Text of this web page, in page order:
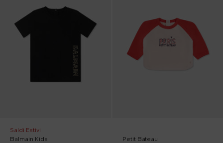
Saldi Estivi
Balmain Kids
Petit Bateau